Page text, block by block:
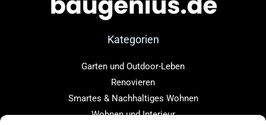
Kategorien
Garten und Outdoor-Leben
Renovieren
Smartes & Nachhaltiges Wohnen
Wohnen und Interieur